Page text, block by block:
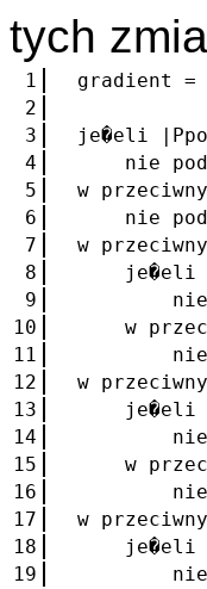
tych
1
gradient =
2
3
je�eli
4
nie
5
w
6
nie
7
w
8
je�eli
9
nie
10
w
11
nie
12
w
13
je�eli
14
nie
15
w
16
nie
17
w
18
je�eli
19
nie